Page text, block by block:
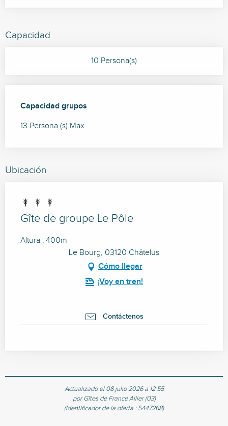
Capacidad
10 Persona(s)
Capacidad grupos
Capacidad grupos
13 Persona (s) Max
Ubicación
Gîte de groupe Le Pôle
Altura : 400m
Le Bourg, 03120 Châtelus
Cómo llegar
¡Voy en tren!
Contáctenos
Actualizado el 08 julio 2026 a 12:55
por Gîtes de France Allier (03)
(Identificador de la oferta : 5447268)